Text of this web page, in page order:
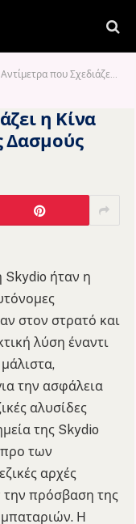
που Σχεδιάζει η Κίνα για τους Αμερικανικούς Δασμούς
η Κίνα
Δασμούς
ήταν η
στον στρατό και
λύση έναντι
την ασφάλεια
αλυσίδες
της Skydio
προ των
αρχές
την πρόσβαση της
μπαταριών. Η